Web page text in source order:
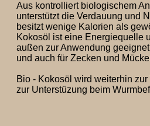
Aus kontrolliert biologischem
unterstützt die Verdauung und
besitzt wenige Kalorien als
Kokosöl ist eine Energiequelle
außen zur Anwendung
und auch für Zecken und
Bio - Kokosöl wird weiterhin
zur Unterstüzung beim